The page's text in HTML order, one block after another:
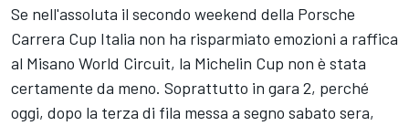
Se nell'assoluta il secondo weekend della Porsche
Carrera Cup Italia non ha risparmiato emozioni a raffica
al Misano World Circuit, la Michelin Cup non è stata
certamente da meno. Soprattutto in gara 2, perché
oggi, dopo la terza di fila messa a segno sabato sera,